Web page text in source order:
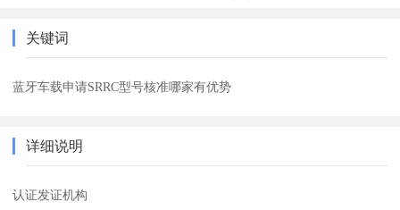
关键词
蓝牙车载申请SRRC型号核准哪家有优势
详细说明
认证发证机构